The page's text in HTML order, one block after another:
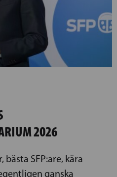
2026
SFP:are, kära
ganska